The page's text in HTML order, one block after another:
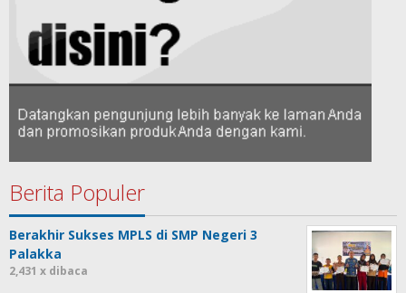
Berita Populer
Berakhir Sukses MPLS di SMP Negeri 3
Palakka
2,431 x dibaca